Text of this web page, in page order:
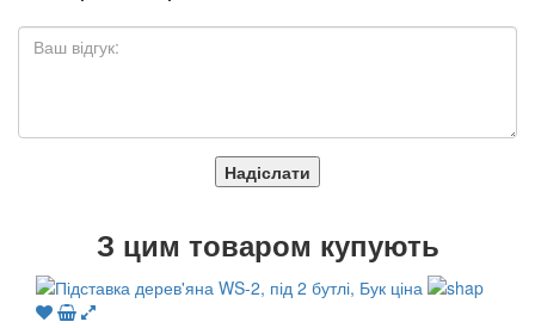
Надіслати
З цим товаром купують